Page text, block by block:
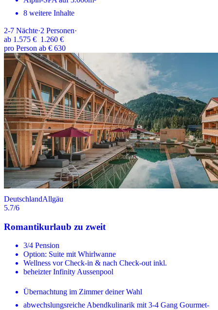
8 weitere Inhalte
2-7 Nächte·2 Personen·
ab 1.575 € 1.260 €
pro Person ab € 630
DeutschlandAllgäu
5.7/6
Romantikurlaub zu zweit
3/4 Pension
Option: Suite mit Whirlwanne
Wellness vor Check-in & nach Check-out inkl.
beheizter Infinity Aussenpool
Übernachtung im Zimmer deiner Wahl
abwechslungsreiche Abendkulinarik mit 3-4 Gang Gourmet-